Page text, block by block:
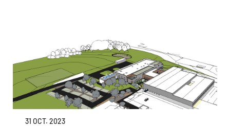
31 OCT. 2023